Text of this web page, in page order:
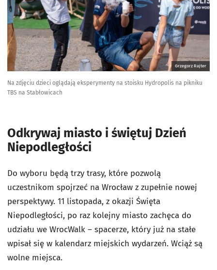
Grzegorz Rajter
Na zdjęciu dzieci oglądają eksperymenty na stoisku Hydropolis na pikniku
TBS na Stabłowicach
Odkrywaj miasto i świętuj Dzień
Niepodległości
Do wyboru będą trzy trasy, które pozwolą
uczestnikom spojrzeć na Wrocław z zupełnie nowej
perspektywy. 11 listopada, z okazji Święta
Niepodległości, po raz kolejny miasto zachęca do
udziału we WrocWalk – spacerze, który już na stałe
wpisał się w kalendarz miejskich wydarzeń. Wciąż są
wolne miejsca.